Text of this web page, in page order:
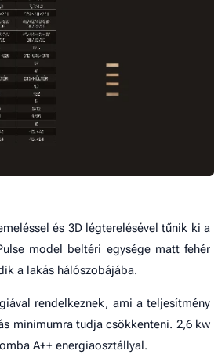
és 3D légterelésével tűnik ki a
model beltéri egysége matt fehér
a lakás hálószobájába.
rendelkeznek, ami a teljesítmény
minimumra tudja csökkenteni. 2,6 kw
A++ energiaosztállyal.